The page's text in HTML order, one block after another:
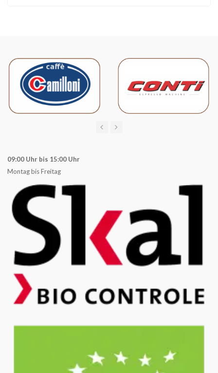
09:00 Uhr bis 15:00 Uhr
Montag bis Freitag